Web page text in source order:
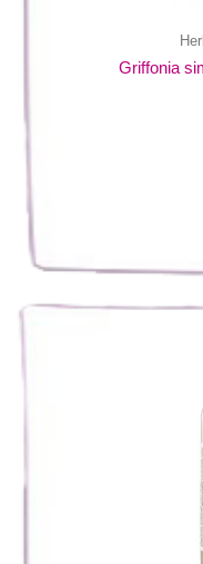
Griffonia